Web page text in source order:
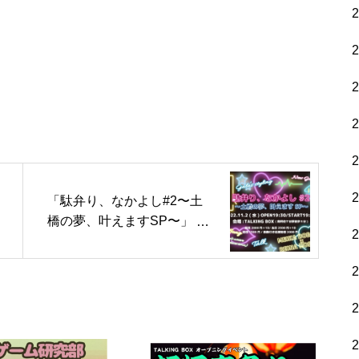
「駄弁り、なかよし#2〜土
橋の夢、叶えますSP〜」 #